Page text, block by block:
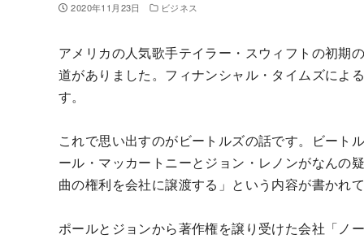
2020年11月23日 ビジネス
アメリカの人気歌手テイラー・スウィフトの初期
道がありました。フィナンシャル・タイムズによ
す。
これで思い出すのがビートルズの話です。ビート
ール・マッカートニーとジョン・レノンがなんの
曲の権利を会社に譲渡する」という内容が書かれ
ポールとジョンから著作権を譲り受けた会社「ノ